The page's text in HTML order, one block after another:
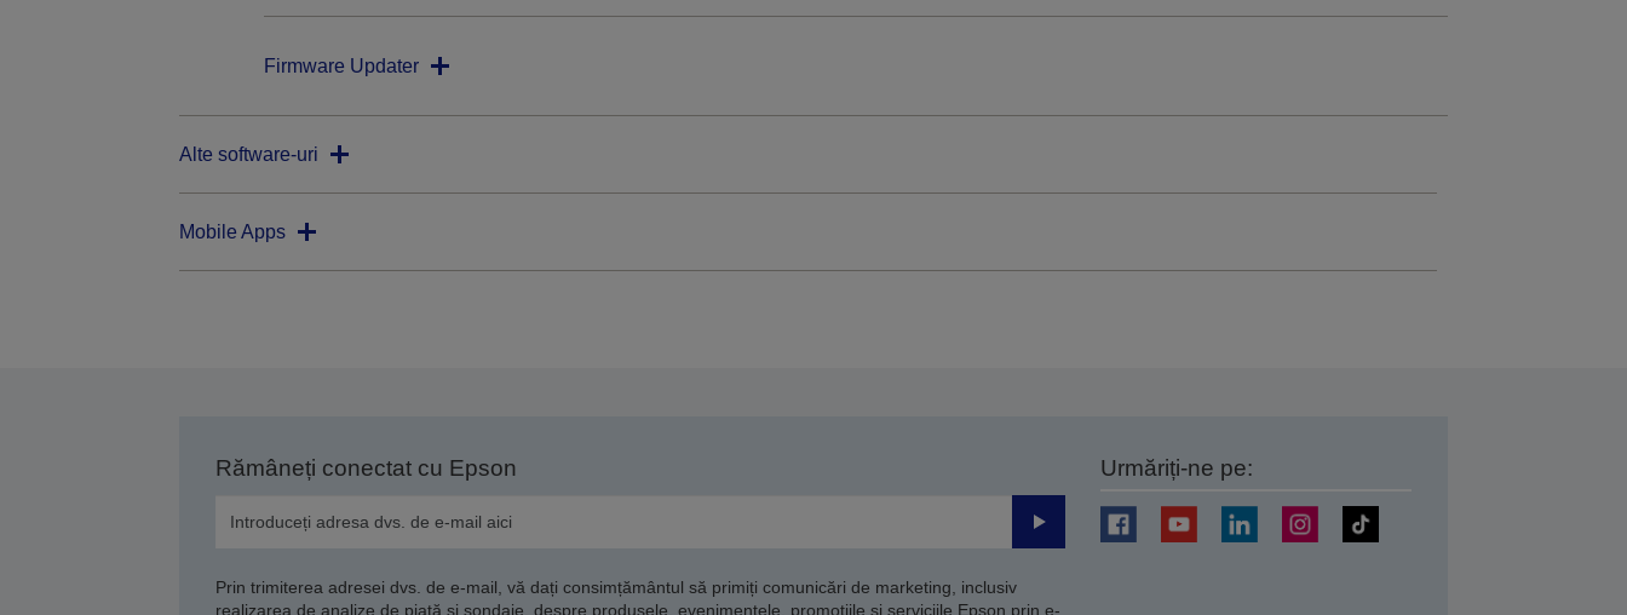
Firmware Updater
Alte software-uri
Mobile Apps
Rămâneți conectat cu Epson
Trimiteți
Prin trimiterea adresei dvs. de e-mail, vă dați consimțământul să primiți comunicări de marketing, inclusiv
realizarea de analize de piață și sondaje, despre produsele, evenimentele, promoțiile și serviciile Epson prin e-
Urmăriți-ne pe: